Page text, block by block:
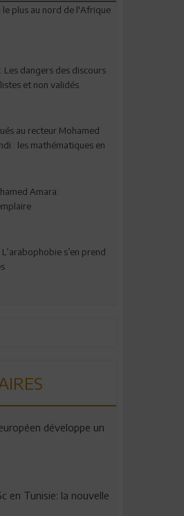
le plus au nord de l'Afrique
Les dangers des discours
et non validés
au recteur Mohamed
: les mathématiques en
Amara:
L’arabophobie s’en prend
développe un
en Tunisie: la nouvelle